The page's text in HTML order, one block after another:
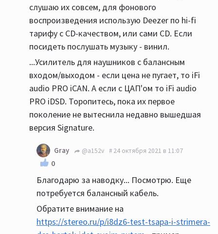
слушаю их совсем, для фонового
воспроизведения использую Deezer по hi-fi
тарифу с CD-качеством, или сами CD. Если
посидеть послушать музыку - винил.
...Усилитель для наушников с балансным
входом/выходом - если цена не пугает, то iFi
audio PRO iCAN. А если с ЦАП'ом то iFi audio
PRO iDSD. Торопитесь, пока их первое
поколение не вытеснила недавно вышедшая
версия Signature.
Gray @a152v 24 октября 2021 в 11:07
0
Благодарю за наводку... Посмотрю. Еще
потребуется балансный кабель.
Обратите внимание на
https://stereo.ru/p/i8dz6-test-tsapa-i-strimera-